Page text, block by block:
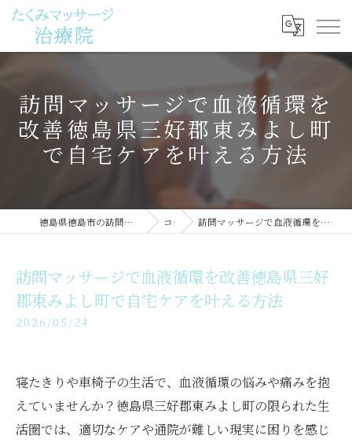
訪問マッサージで血液循環を
改善徳島県三好郡東みよし町
で自宅ケアを叶える方法
徳島県徳島市の訪問マッサージならたくみマッサージ治療院 コラム 訪問マッサージで血液循環を改善徳島県三好郡東みよし町で自宅ケアを叶える方法
訪問マッサージで血液循環を改善徳島県三好
郡東みよし町で自宅ケアを叶える方法
2026/05/24
寝たきりや車椅子の生活で、血液循環の悩みや痛みを抱
えていませんか？徳島県三好郡東みよし町の限られた生
活圏では、適切なケアや通院が難しい現実に困りを感じ